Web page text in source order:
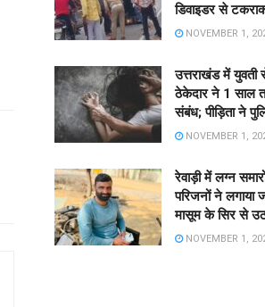
डिवाइडर से
NOVEMBER 1,
उत्तराखंड में युवती
ठेकेदार ने 1 साल
संबंध; पीड़िता ने
NOVEMBER 1,
रेवाड़ी में लग्न
परिजनों ने लगाया
मासूम के सिर से
NOVEMBER 1,